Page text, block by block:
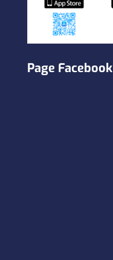
Page Facebook